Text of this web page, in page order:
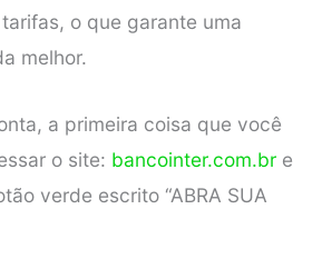
o que garante uma
melhor.
a primeira coisa que você
o site: bancointer.com.br e
verde escrito “ABRA SUA